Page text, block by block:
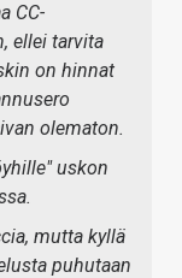
CC-
ellei tarvita
on hinnat
olematon.
uskon
mutta kyllä
puhutaan